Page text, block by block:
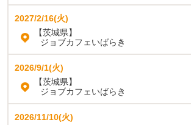
2027/2/16(火)
【茨城県】
ジョブカフェいばらき
2026/9/1(火)
【茨城県】
ジョブカフェいばらき
2026/11/10(火)